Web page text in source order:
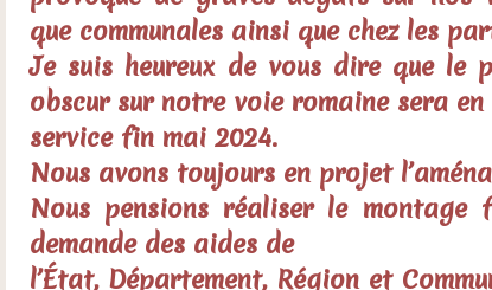
que communales ainsi que chez les
Je suis heureux de vous dire que le
obscur sur notre voie romaine sera en
service fin mai 2024.
Nous avons toujours en projet
Nous pensions réaliser le montage
demande des aides de
l’État, Département, Région et